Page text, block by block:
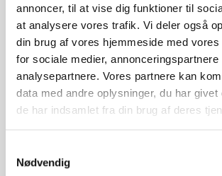
annoncer, til at vise dig funktioner til
at analysere vores trafik. Vi deler også
din brug af vores hjemmeside med vores
for sociale medier, annonceringspartnere
analysepartnere. Vores partnere kan
data med andre oplysninger, du har givet
de har indsamlet fra din brug af deres
Nødvendig
Produktoplysninger
Flot antik væglampe med 2 arme
Materiale: